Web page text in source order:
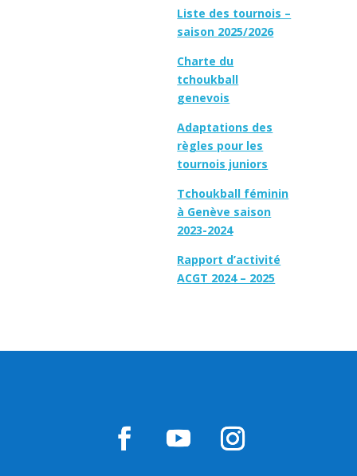
Liste des tournois –
saison 2025/2026
Charte du
tchoukball
genevois
Adaptations des
règles pour les
tournois juniors
Tchoukball féminin
à Genève saison
2023-2024
Rapport d’activité
ACGT 2024 – 2025